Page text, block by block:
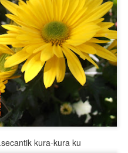
kura-kura ku